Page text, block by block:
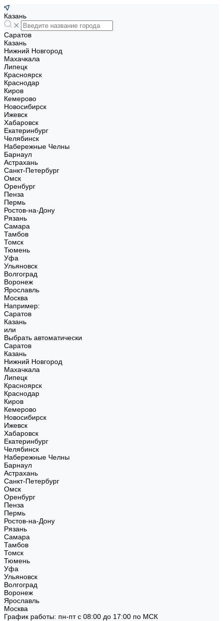
Казань
Саратов
Казань
Нижний Новгород
Махачкала
Липецк
Красноярск
Краснодар
Киров
Кемерово
Новосибирск
Ижевск
Хабаровск
Екатеринбург
Челябинск
Набережные Челны
Барнаул
Астрахань
Санкт-Петербург
Омск
Оренбург
Пенза
Пермь
Ростов-на-Дону
Рязань
Самара
Тамбов
Томск
Тюмень
Уфа
Ульяновск
Волгоград
Воронеж
Ярославль
Москва
Например:
Саратов
Казань
или
Выбрать автоматически
Саратов
Казань
Нижний Новгород
Махачкала
Липецк
Красноярск
Краснодар
Киров
Кемерово
Новосибирск
Ижевск
Хабаровск
Екатеринбург
Челябинск
Набережные Челны
Барнаул
Астрахань
Санкт-Петербург
Омск
Оренбург
Пенза
Пермь
Ростов-на-Дону
Рязань
Самара
Тамбов
Томск
Тюмень
Уфа
Ульяновск
Волгоград
Воронеж
Ярославль
Москва
График работы: пн-пт с 08:00 до 17:00 по МСК